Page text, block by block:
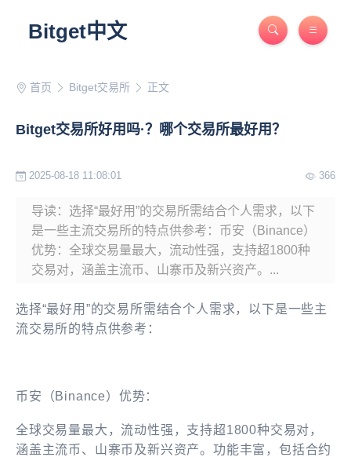
Bitget中文
首页 Bitget交易所 正文
Bitget交易所好用吗·？哪个交易所最好用？
2025-08-18 11:08:01 366
导读：选择“最好用”的交易所需结合个人需求，以下
是一些主流交易所的特点供参考：币安（Binance）
优势：全球交易量最大，流动性强，支持超1800种
交易对，涵盖主流币、山寨币及新兴资产。...
选择“最好用”的交易所需结合个人需求，以下是一些主
流交易所的特点供参考：
币安（Binance）优势：
全球交易量最大，流动性强，支持超1800种交易对，
涵盖主流币、山寨币及新兴资产。功能丰富，包括合约